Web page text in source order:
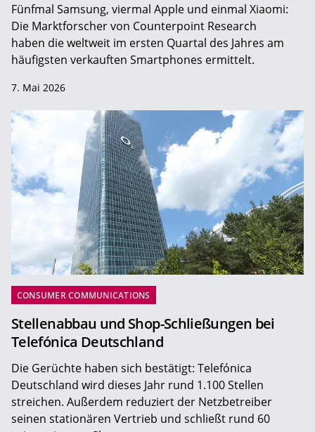
Fünfmal Samsung, viermal Apple und einmal Xiaomi:
Die Marktforscher von Counterpoint Research
haben die weltweit im ersten Quartal des Jahres am
häufigsten verkauften Smartphones ermittelt.
7. Mai 2026
CONSUMER COMMUNICATIONS
Stellenabbau und Shop-Schließungen bei
Telefónica Deutschland
Die Gerüchte haben sich bestätigt: Telefónica
Deutschland wird dieses Jahr rund 1.100 Stellen
streichen. Außerdem reduziert der Netzbetreiber
seinen stationären Vertrieb und schließt rund 60